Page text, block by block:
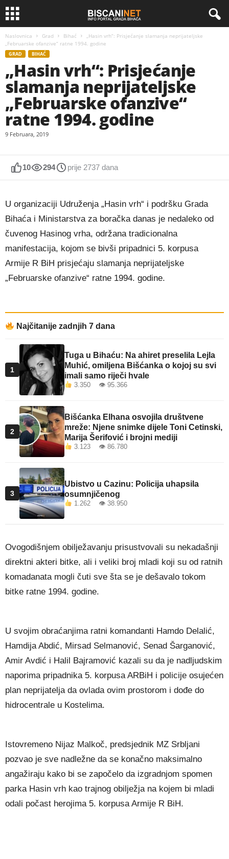
Naslovnica Grad Bihać
„Hasin vrh“: Prisjećanje slamanja neprijateljske
„Februarske ofanzive“ ratne 1994. godine
GRAD BIHAĆ
„Hasin vrh“: Prisjećanje
slamanja neprijateljske
„Februarske ofanzive“
ratne 1994. godine
9 Februara, 2019
10 294 prije 2737 dana
U organizaciji Udruženja „Hasin vrh“ i podršku Grada
Bihaća i Ministarstva za boračka danas je nedaleko od
čuvenog Hasinog vrha, održana tradicionalna
manifestacija, kojom se bivši pripadnici 5. korpusa
Armije R BiH prisjećaju slamanja neprijateljske
„Februarske ofanzive“ ratne 1994. godine.
Najčitanije zadnjih 7 dana
1
Tuga u Bihaću: Na ahiret preselila Lejla
Muhić, omiljena Bišćanka o kojoj su svi
imali samo riječi hvale
3.350 👁 95.366
2
Bišćanka Elhana osvojila društvene
mreže: Njene snimke dijele Toni Cetinski,
Marija Šerifović i brojni mediji
3.123 👁 86.780
3
Ubistvo u Cazinu: Policija uhapsila
osumnjičenog
1.262 👁 38.950
Ovogodišnjem obilježavanju prisustvovali su nekadašnji
direktni akteri bitke, ali i veliki broj mladi koji su od ratnih
komadanata mogli čuti sve šta se je dešavalo tokom
bitke ratne 1994. godine.
U svojim obraćanjima ratni komandanti Hamdo Delalić,
Hamdija Abdić, Mirsad Selmanović, Senad Šarganović,
Amir Avdić i Halil Bajramović kazali su da je nadljudskim
naporima pripadnika 5. korpusa ARBiH i policije osujećen
plan neprijatelja da ovlada ovim prostorom i dođe do
hidrocentrale u Kostelima.
Istovremeno Nijaz Malkoč, predsjednik MZ Srbljani
pozvao je sve nadležne da se konačno maksimalno
angažiraju kako bi se započelo da izgradnjom spomen
parka Hasin vrh kao trajnog obilježja na kojem bi mladi
odali počast herojima 5. korpusa Armije R BiH.